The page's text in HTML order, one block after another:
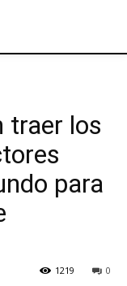
traer los
para
0
1219